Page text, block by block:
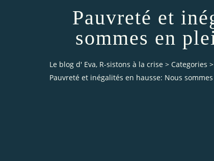
Pauvreté et
sommes en
Le blog d' Eva, R-sistons à la crise > Categories >
Pauvreté et inégalités en hausse: Nous